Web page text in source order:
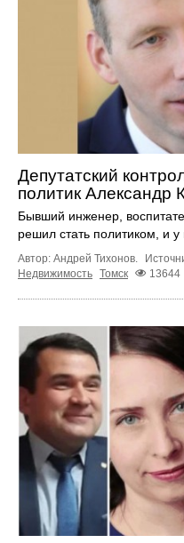
Депутатский
политик Александр
Бывший инженер,
решил стать политиком, и у
Автор: Андрей Тихонов.
Недвижимость Томск 13644